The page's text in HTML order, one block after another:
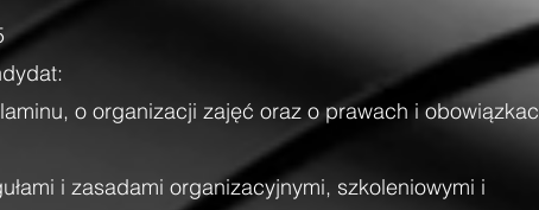
o organizacji zajęć oraz o prawach i
i zasadami organizacyjnymi, szkoleniowymi i